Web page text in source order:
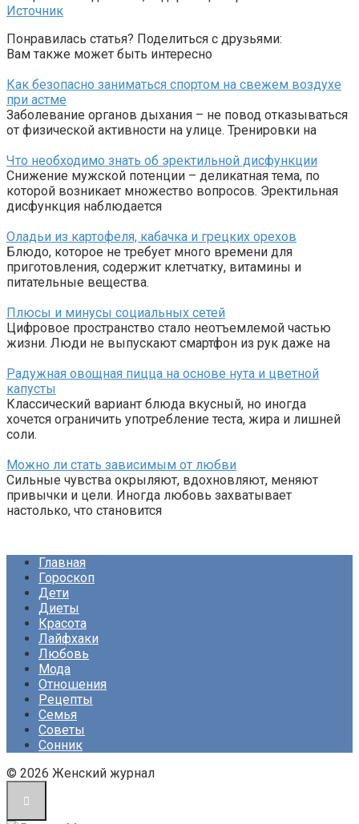
Источник
Понравилась статья? Поделиться с друзьями:
Вам также может быть интересно
Как безопасно заниматься спортом на свежем воздухе
при астме
Заболевание органов дыхания – не повод отказываться
от физической активности на улице. Тренировки на
Что необходимо знать об эректильной дисфункции
Снижение мужской потенции – деликатная тема, по
которой возникает множество вопросов. Эректильная
дисфункция наблюдается
Оладьи из картофеля, кабачка и грецких орехов
Блюдо, которое не требует много времени для
приготовления, содержит клетчатку, витамины и
питательные вещества.
Плюсы и минусы социальных сетей
Цифровое пространство стало неотъемлемой частью
жизни. Люди не выпускают смартфон из рук даже на
Радужная овощная пицца на основе нута и цветной
капусты
Классический вариант блюда вкусный, но иногда
хочется ограничить употребление теста, жира и лишней
соли.
Можно ли стать зависимым от любви
Сильные чувства окрыляют, вдохновляют, меняют
привычки и цели. Иногда любовь захватывает
настолько, что становится
Главная
Гороскоп
Дети
Диеты
Красота
Лайфхаки
Любовь
Мода
Отношения
Рецепты
Семья
Советы
Сонник
© 2026 Женский журнал